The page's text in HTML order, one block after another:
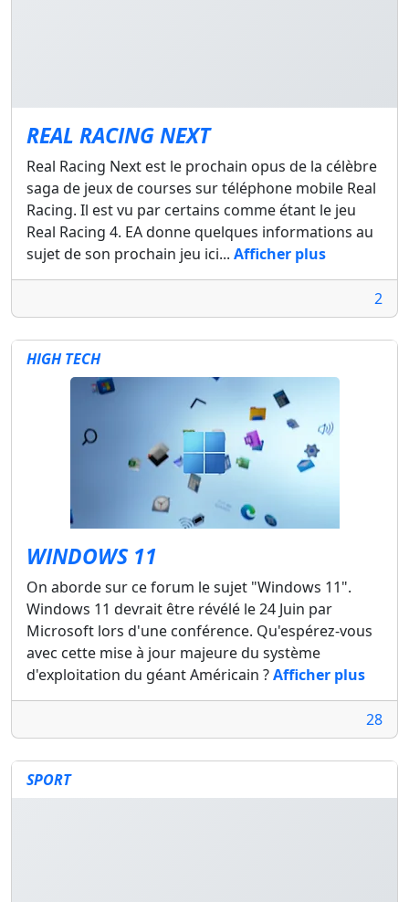
REAL RACING NEXT
Real Racing Next est le prochain opus de la célèbre
saga de jeux de courses sur téléphone mobile Real
Racing. Il est vu par certains comme étant le jeu
Real Racing 4. EA donne quelques informations au
sujet de son prochain jeu ici... Afficher plus
2
HIGH TECH
WINDOWS 11
On aborde sur ce forum le sujet "Windows 11".
Windows 11 devrait être révélé le 24 Juin par
Microsoft lors d'une conférence. Qu'espérez-vous
avec cette mise à jour majeure du système
d'exploitation du géant Américain ?Afficher plus
28
SPORT